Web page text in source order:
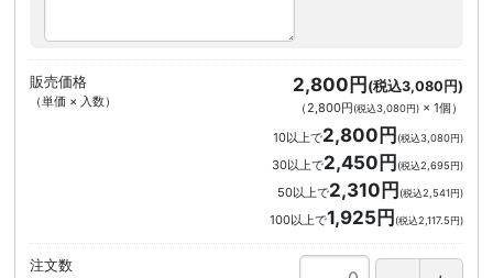
販売価格
（単価 × 入数）
2,800円(税込3,080円)
（2,800円(税込3,080円)× 1個 ）
10以上で2,800円 (税込3,080円)
30以上で2,450円 (税込2,695円)
50以上で2,310円 (税込2,541円)
100以上で1,925円 (税込2,117.5円)
注文数